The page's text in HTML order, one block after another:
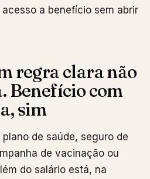
a benefício sem abrir
regra clara não
Benefício com
sim
de saúde, seguro de
de vacinação ou
do salário está, na